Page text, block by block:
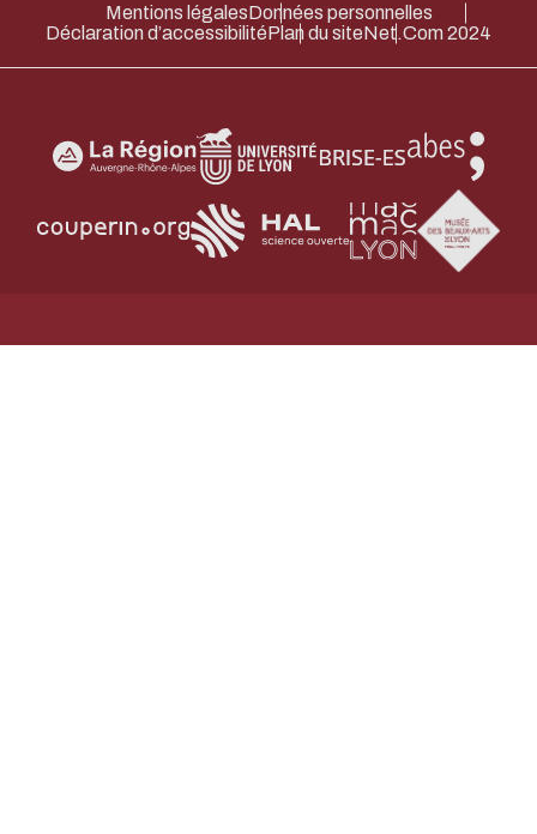
Mentions légalesDonnées personnelles
Déclaration d’accessibilitéPlan du siteNet.Com 2024